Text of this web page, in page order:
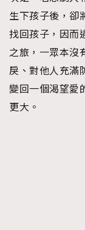
生下孩子後，卻
找回孩子，因而
之旅，一眾本沒
戾、對他人充滿
變回一個渴望愛
更大。